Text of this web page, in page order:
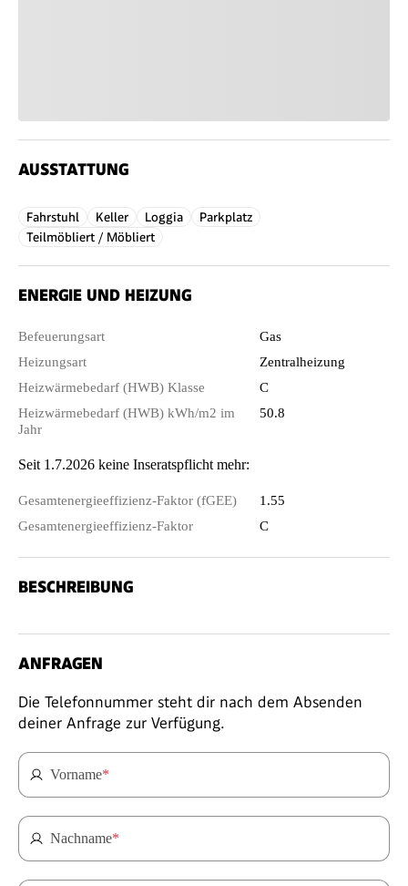
AUSSTATTUNG
Fahrstuhl Keller Loggia
Parkplatz
Teilmöbliert / Möbliert
ENERGIE UND HEIZUNG
Befeuerungsart
Gas
Heizungsart
Zentralheizung
Heizwärmebedarf (HWB) Klasse
C
Heizwärmebedarf (HWB) kWh/m2 im
Jahr
50.8
Seit 1.7.2026 keine Inseratspflicht mehr:
Gesamtenergieeffizienz-Faktor (fGEE)
1.55
Gesamtenergieeffizienz-Faktor
C
BESCHREIBUNG
ANFRAGEN
Die Telefonnummer steht dir nach dem Absenden
deiner Anfrage zur Verfügung.
Vorname*
Nachname*